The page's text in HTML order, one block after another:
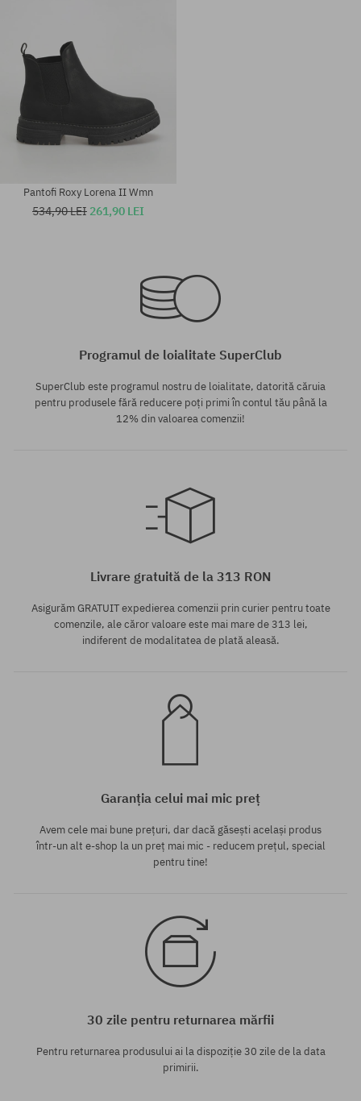
36
Pantofi Roxy Lorena II Wmn
534,90 LEI 261,90 LEI
Programul de loialitate SuperClub
SuperClub este programul nostru de loialitate, datorită căruia
pentru produsele fără reducere poți primi în contul tău până la
12% din valoarea comenzii!
Livrare gratuită de la 313 RON
Asigurăm GRATUIT expedierea comenzii prin curier pentru toate
comenzile, ale căror valoare este mai mare de 313 lei,
indiferent de modalitatea de plată aleasă.
Garanția celui mai mic preț
Avem cele mai bune prețuri, dar dacă găsești același produs
într-un alt e-shop la un preț mai mic - reducem prețul, special
pentru tine!
30 zile pentru returnarea mărfii
Pentru returnarea produsului ai la dispoziție 30 zile de la data
primirii.